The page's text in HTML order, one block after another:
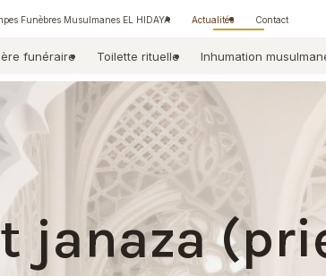
Funèbres Musulmanes EL HIDAYA Actualités Contact
funéraire Toilette rituelle Inhumation
janaza